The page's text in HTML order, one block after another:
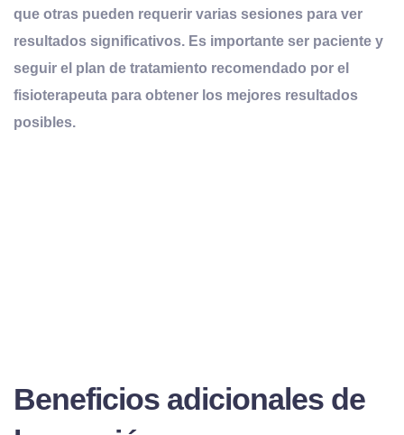
que otras pueden requerir varias sesiones para ver
resultados significativos. Es importante ser paciente y
seguir el plan de tratamiento recomendado por el
fisioterapeuta para obtener los mejores resultados
posibles.
Beneficios adicionales de